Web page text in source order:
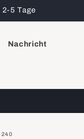
2-5 Tage
Nachricht